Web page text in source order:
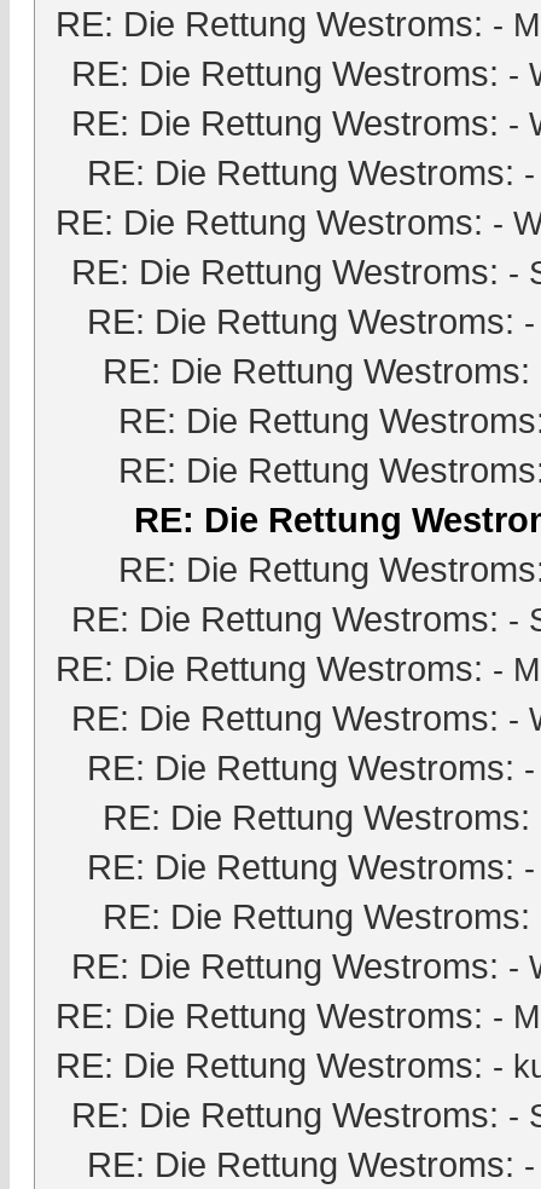
RE: Die Rettung Westroms: -
RE: Die Rettung Westroms: -
RE: Die Rettung Westroms: -
RE: Die Rettung Westroms:
RE: Die Rettung Westroms: -
RE: Die Rettung Westroms: -
RE: Die Rettung Westroms:
RE: Die Rettung Westroms:
RE: Die Rettung
RE: Die Rettung
RE: Die Rettung
RE: Die Rettung
RE: Die Rettung Westroms: -
RE: Die Rettung Westroms: -
RE: Die Rettung Westroms: -
RE: Die Rettung Westroms:
RE: Die Rettung Westroms:
RE: Die Rettung Westroms:
RE: Die Rettung Westroms:
RE: Die Rettung Westroms: -
RE: Die Rettung Westroms: -
RE: Die Rettung Westroms: -
RE: Die Rettung Westroms: -
RE: Die Rettung Westroms: